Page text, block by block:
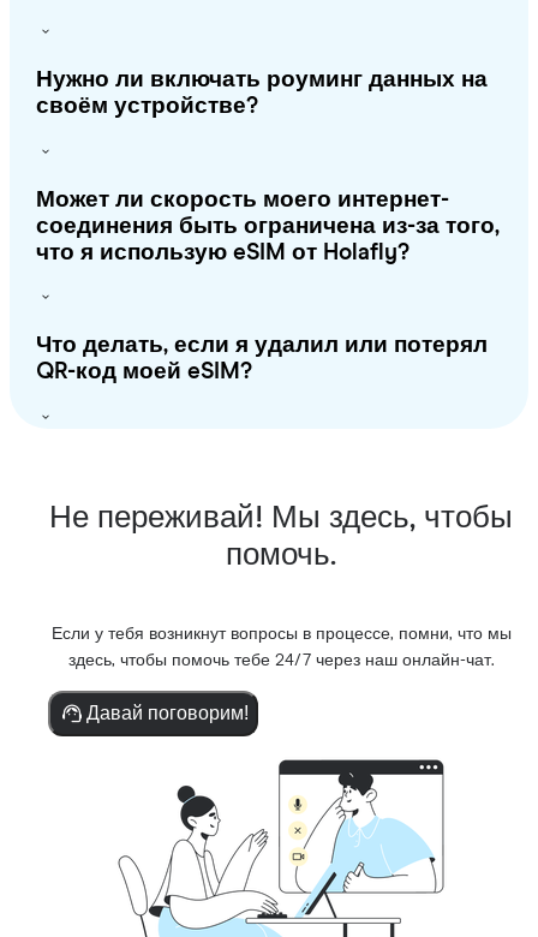
Нужно ли включать роуминг данных на
своём устройстве?
Может ли скорость моего интернет-
соединения быть ограничена из-за того,
что я использую eSIM от Holafly?
Что делать, если я удалил или потерял
QR-код моей eSIM?
Не переживай! Мы здесь, чтобы
помочь.
Если у тебя возникнут вопросы в процессе, помни, что мы
здесь, чтобы помочь тебе 24/7 через наш онлайн-чат.
Давай поговорим!